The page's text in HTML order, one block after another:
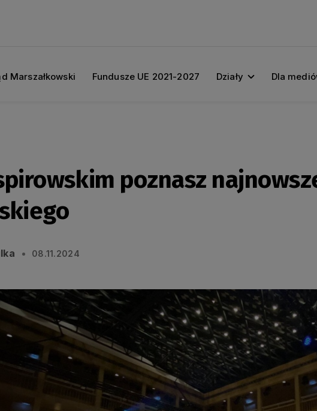
Marszałkowski Fundusze UE 2021-2027 Działy Dla
poznasz
08.11.2024